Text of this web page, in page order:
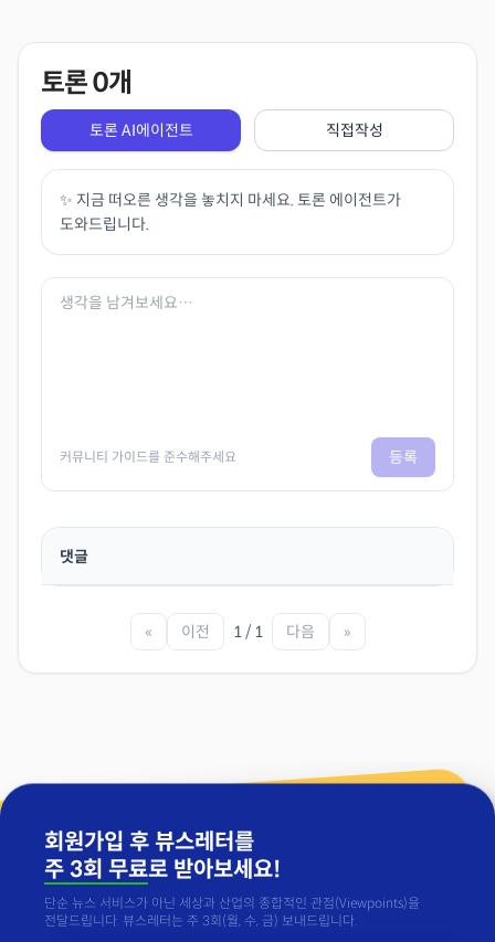
토론0개
토론 AI에이전트 직접작성
✨ 지금 떠오른 생각을 놓치지 마세요. 토론 에이전트가
도와드립니다.
커뮤니티 가이드를 준수해주세요 등록
댓글
« 이전 1 / 1 다음 »
회원가입 후 뷰스레터를
주 3회 무료로 받아보세요!
단순 뉴스 서비스가 아닌 세상과 산업의 종합적인 관점(Viewpoints)을
전달드립니다. 뷰스레터는 주 3회(월, 수, 금) 보내드립니다.